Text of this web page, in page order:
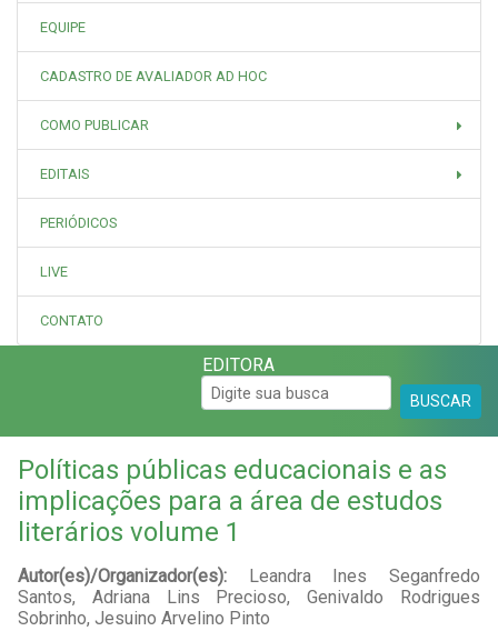
EQUIPE
CADASTRO DE AVALIADOR AD HOC
COMO PUBLICAR
EDITAIS
PERIÓDICOS
LIVE
CONTATO
EDITORA
BUSCAR
Políticas públicas educacionais e as
implicações para a área de estudos
literários volume 1
Autor(es)/Organizador(es):
Leandra Ines Seganfredo
Santos, Adriana Lins Precioso, Genivaldo Rodrigues
Sobrinho, Jesuino Arvelino Pinto